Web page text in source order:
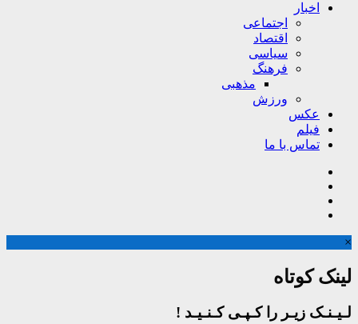
اخبار
اجتماعی
اقتصاد
سیاسی
فرهنگ
مذهبی
ورزش
عکس
فیلم
تماس با ما
×
لینک کوتاه
لـیـنـک زیـر را کـپـی کـنـیـد !